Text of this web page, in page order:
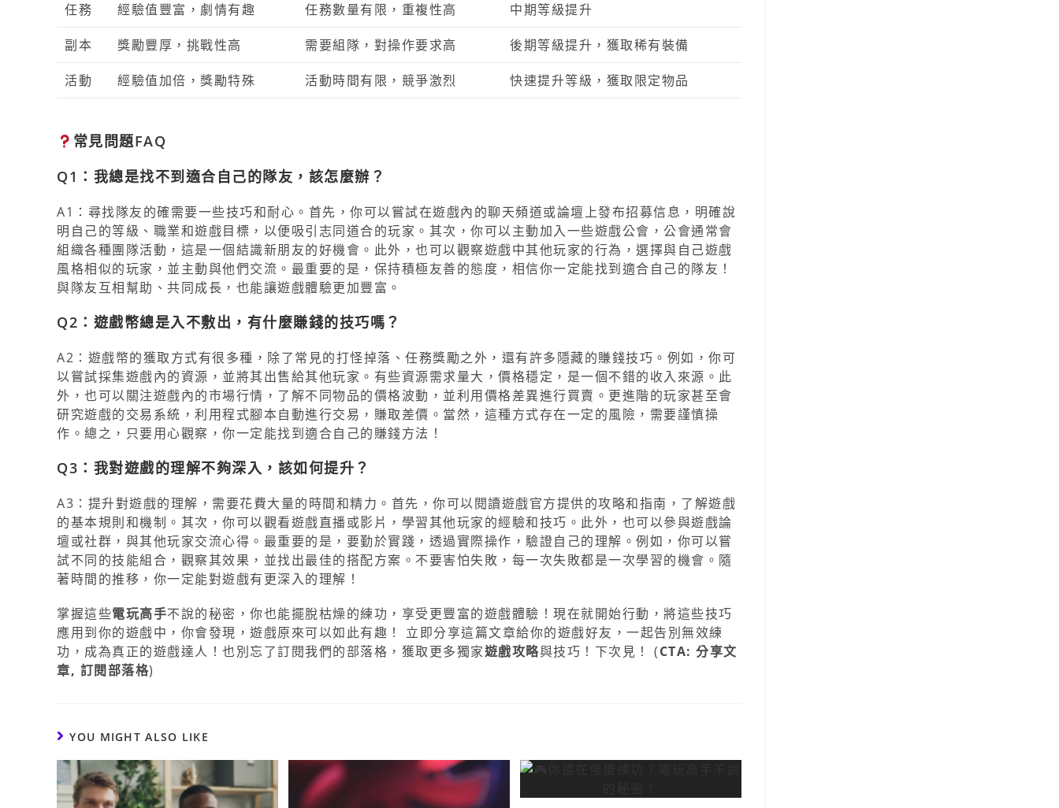
任務 經驗值豐富，劇情有趣 任務數量有限，重複性高 中期等級提升
副本 獎勵豐厚，挑戰性高 需要組隊，對操作要求高 後期等級提升，獲取稀有裝備
活動 經驗值加倍，獎勵特殊 活動時間有限，競爭激烈 快速提升等級，獲取限定物品
常見問題FAQ
Q1：我總是找不到適合自己的隊友，該怎麼辦？
A1：尋找隊友的確需要一些技巧和耐心。首先，你可以嘗試在遊戲內的聊天頻道或論壇上發布招募信息，明確說
明自己的等級、職業和遊戲目標，以便吸引志同道合的玩家。其次，你可以主動加入一些遊戲公會，公會通常會
組織各種團隊活動，這是一個結識新朋友的好機會。此外，也可以觀察遊戲中其他玩家的行為，選擇與自己遊戲
風格相似的玩家，並主動與他們交流。最重要的是，保持積極友善的態度，相信你一定能找到適合自己的隊友！
與隊友互相幫助、共同成長，也能讓遊戲體驗更加豐富。
Q2：遊戲幣總是入不敷出，有什麼賺錢的技巧嗎？
A2：遊戲幣的獲取方式有很多種，除了常見的打怪掉落、任務獎勵之外，還有許多隱藏的賺錢技巧。例如，你可
以嘗試採集遊戲內的資源，並將其出售給其他玩家。有些資源需求量大，價格穩定，是一個不錯的收入來源。此
外，也可以關注遊戲內的市場行情，了解不同物品的價格波動，並利用價格差異進行買賣。更進階的玩家甚至會
研究遊戲的交易系統，利用程式腳本自動進行交易，賺取差價。當然，這種方式存在一定的風險，需要謹慎操
作。總之，只要用心觀察，你一定能找到適合自己的賺錢方法！
Q3：我對遊戲的理解不夠深入，該如何提升？
A3：提升對遊戲的理解，需要花費大量的時間和精力。首先，你可以閱讀遊戲官方提供的攻略和指南，了解遊戲
的基本規則和機制。其次，你可以觀看遊戲直播或影片，學習其他玩家的經驗和技巧。此外，也可以參與遊戲論
壇或社群，與其他玩家交流心得。最重要的是，要勤於實踐，透過實際操作，驗證自己的理解。例如，你可以嘗
試不同的技能組合，觀察其效果，並找出最佳的搭配方案。不要害怕失敗，每一次失敗都是一次學習的機會。隨
著時間的推移，你一定能對遊戲有更深入的理解！
掌握這些電玩高手不說的秘密，你也能擺脫枯燥的練功，享受更豐富的遊戲體驗！現在就開始行動，將這些技巧
應用到你的遊戲中，你會發現，遊戲原來可以如此有趣！ 立即分享這篇文章給你的遊戲好友，一起告別無效練
功，成為真正的遊戲達人！也別忘了訂閱我們的部落格，獲取更多獨家遊戲攻略與技巧！下次見！ (CTA: 分享文
章, 訂閱部落格)
YOU MIGHT ALSO LIKE